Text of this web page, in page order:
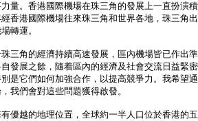
量。香港國際機場在珠三角的發展上一直扮演
香港國際機場往來珠三角和世界各地，珠三角
轉運。
角的經濟持續高速發展，區內機場皆已作出準
發展之餘，隨着區內的經濟及社會交流日益緊
是它們如何加強合作，以提高競爭力。我希望
我們會對這些問題獲得啟發。
越的地理位置，全球約一半人口位於香港的五